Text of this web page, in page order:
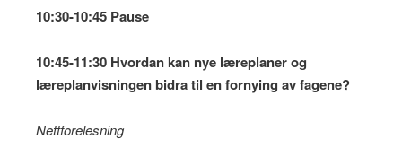
10:30-10:45 Pause
10:45-11:30 Hvordan kan nye læreplaner og
læreplanvisningen bidra til en fornying av fagene?
Nettforelesning